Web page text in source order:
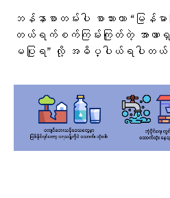
ဘန်နာစာတမ်းပါ စာသားဟာ “မြ
တယ်ရက်စက်ကြမ်းကြုတ်တဲ့ အာ
မပြုရ” လို့ အဓိပ္ပါယ်ရပါတယ်